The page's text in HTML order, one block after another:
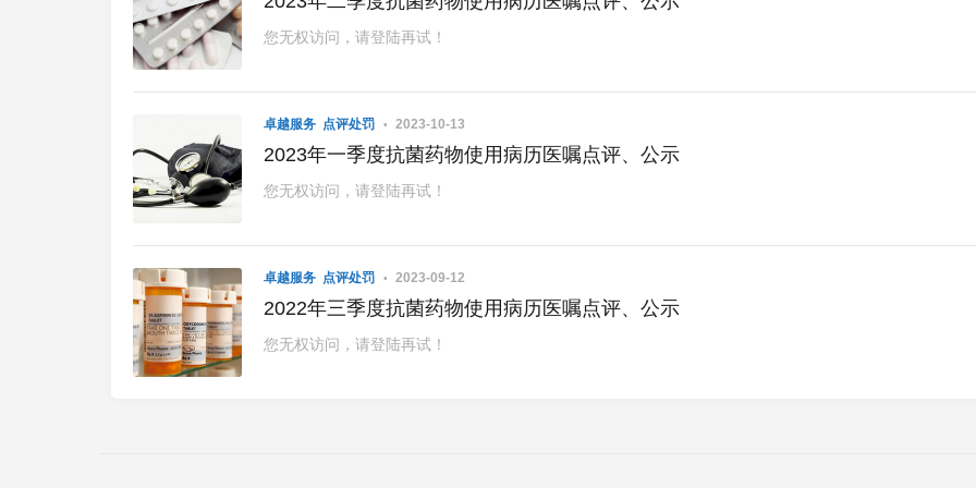
您无权访问，请登陆再试！
卓越服务 点评处罚 2023-10-13
2023年一季度抗菌药物使用病历医嘱点评、公示
您无权访问，请登陆再试！
卓越服务 点评处罚 2023-09-12
2022年三季度抗菌药物使用病历医嘱点评、公示
您无权访问，请登陆再试！